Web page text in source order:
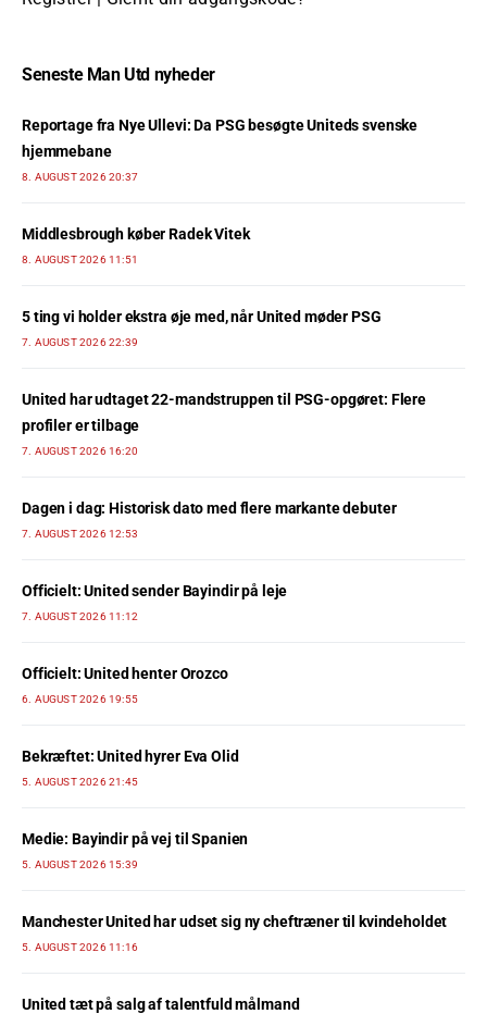
Seneste Man Utd nyheder
Reportage fra Nye Ullevi: Da PSG besøgte Uniteds svenske
hjemmebane
8. AUGUST 2026 20:37
Middlesbrough køber Radek Vitek
8. AUGUST 2026 11:51
5 ting vi holder ekstra øje med, når United møder PSG
7. AUGUST 2026 22:39
United har udtaget 22-mandstruppen til PSG-opgøret: Flere
profiler er tilbage
7. AUGUST 2026 16:20
Dagen i dag: Historisk dato med flere markante debuter
7. AUGUST 2026 12:53
Officielt: United sender Bayindir på leje
7. AUGUST 2026 11:12
Officielt: United henter Orozco
6. AUGUST 2026 19:55
Bekræftet: United hyrer Eva Olid
5. AUGUST 2026 21:45
Medie: Bayindir på vej til Spanien
5. AUGUST 2026 15:39
Manchester United har udset sig ny cheftræner til kvindeholdet
5. AUGUST 2026 11:16
United tæt på salg af talentfuld målmand